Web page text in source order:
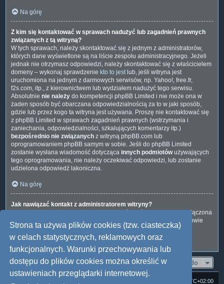
Strona ta używa plików cookies (tzw. ciasteczka)
w celach statystycznych, reklamowych oraz
funkcjonalnych. Warunki przechowywania lub
dostępu do plików cookies można określić w
ustawieniach przeglądarki internetowej.
Na górę
Z kim się kontaktować w sprawach nadużyć lub zagadnień prawnych
związanych z tą witryną?
W tych sprawach, należy skontaktować się z jednym z administratorów,
których dane wyświetlone są na liście zespołu administracyjnego. Jeżeli
jednak nie otrzymasz odpowiedzi, należy skontaktować się z właścicielem
domeny – wykonaj sprawdzenie kto to jestlub, jeśli witryna jest
uruchomiona na jednym z darmowych serwisów, np. Yahoo!, free.fr,
f2s.com, itp., z kierownictwem lub wydziałem nadużyć tego serwisu.
Absolutnie nie należy do kompetencji phpBB Limited i nie może ona w
żaden sposób być obarczana odpowiedzialnością za to w jaki sposób,
gdzie lub przez kogo ta witryna jest używana. Proszę nie kontaktować się
z phpBB Limited w sprawach zagadnień prawnych (wstrzymania i
zaniechania, odpowiedzialności, szkalujących komentarzy itp.)
bezpośrednio nie związanych z witryną phpBB.com lub
oprogramowaniem phpBB samym w sobie. Jeśli do phpBB Limited
zostanie wysłana wiadomość dotycząca innych podmiotówużywających
tego oprogramowania, nie należy oczekiwać odpowiedzi, lub zostanie
udzielona odpowiedź lakoniczna.
Na górę
Jak nawiązać kontakt z administratorem witryny?
Wszyscy użytkownicy witryny mogą używać – jeśli funkcja ta jest włączona
przez administratora witryny – formularza „Kontakt z nami”. Członkowie
witryny mogą także używać odnośnika „Zespół administracyjny”.
Na górę
Przejdź do
UTC+02:00